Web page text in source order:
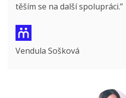
těším se na další spolupráci.”
Vendula Sošková